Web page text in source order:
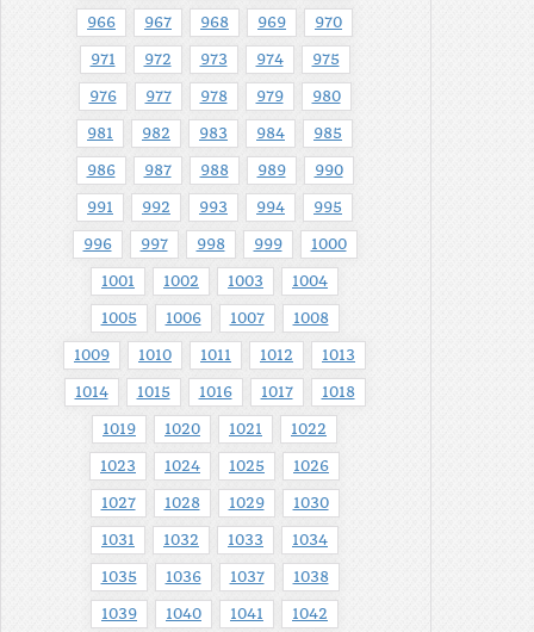
966 967 968 969 970
971 972 973 974 975
976 977 978 979 980
981 982 983 984 985
986 987 988 989 990
991 992 993 994 995
996 997 998 999 1000
1001 1002 1003 1004
1005 1006 1007 1008
1009 1010 1011 1012 1013
1014 1015 1016 1017 1018
1019 1020 1021 1022
1023 1024 1025 1026
1027 1028 1029 1030
1031 1032 1033 1034
1035 1036 1037 1038
1039 1040 1041 1042